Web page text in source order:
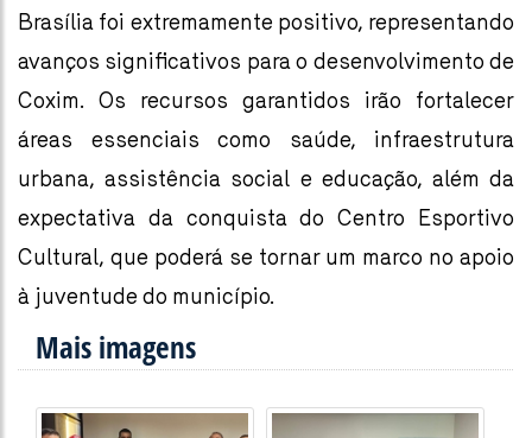
Brasília foi extremamente positivo, representando
avanços significativos para o desenvolvimento de
Coxim. Os recursos garantidos irão fortalecer
áreas essenciais como saúde, infraestrutura
urbana, assistência social e educação, além da
expectativa da conquista do Centro Esportivo
Cultural, que poderá se tornar um marco no apoio
à juventude do município.
Mais imagens